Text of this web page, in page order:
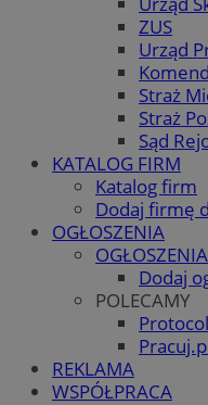
ZUS
Urząd
Straż
Straż
Sąd
KATALOG FIRM
Katalog firm
Dodaj firmę
OGŁOSZENIA
OGŁOSZENIA
Dodaj
POLECAMY
REKLAMA
WSPÓŁPRACA